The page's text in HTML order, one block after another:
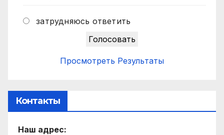
затрудняюсь ответить
Просмотреть Результаты
Контакты
Наш адрес: